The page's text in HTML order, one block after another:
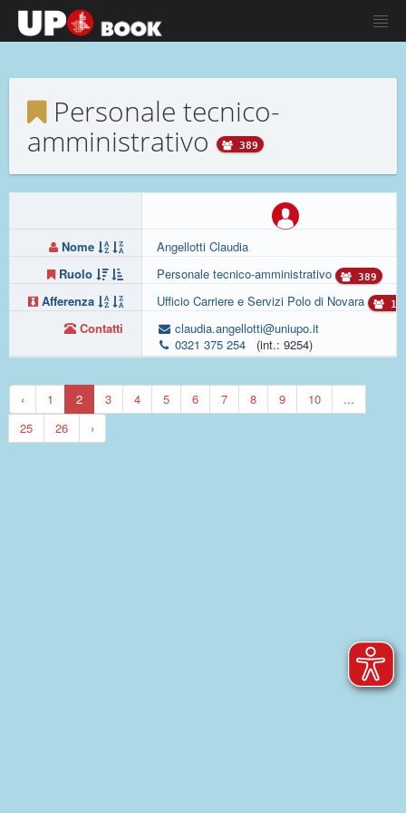
Personale tecnico-
amministrativo
389
Nome
Ruolo
Afferenza
Contatti
Angellotti Claudia
Personale tecnico-amministrativo
389
Ufficio Carriere e Servizi Polo di Novara 12
claudia.angellotti@uniupo.it
0321 375 254
(int.: 9254)
‹ 1 2 3 4 5 6 7 8 9 10
...
25
26 ›